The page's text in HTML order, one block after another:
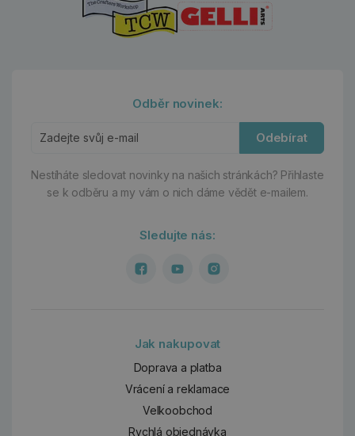
Odběr novinek:
Odebírat
Nestíháte sledovat novinky na našich stránkách? Přihlaste
se k odběru a my vám o nich dáme vědět e-mailem.
Sledujte nás:
Jak nakupovat
Doprava a platba
Vrácení a reklamace
Velkoobchod
Rychlá objednávka